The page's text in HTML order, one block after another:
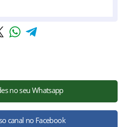
no seu Whatsapp
canal no Facebook